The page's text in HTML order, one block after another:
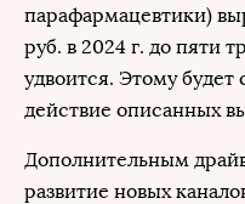
парафармацевтики)
руб. в 2024 г. до пяти
удвоится. Этому будет
действие описанных
Дополнительным
развитие новых